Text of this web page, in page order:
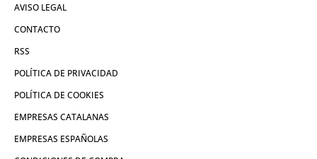
AVISO LEGAL
CONTACTO
RSS
POLÍTICA DE PRIVACIDAD
POLÍTICA DE COOKIES
EMPRESAS CATALANAS
EMPRESAS ESPAÑOLAS